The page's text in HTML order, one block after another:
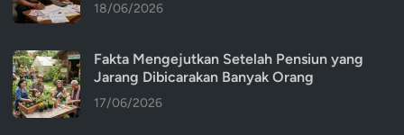
18/06/2026
Fakta Mengejutkan Setelah Pensiun yang
Jarang Dibicarakan Banyak Orang
17/06/2026